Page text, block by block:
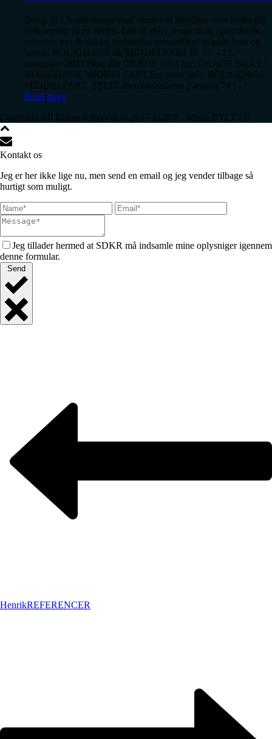
Bolig- & Livsstilsmesse med masser af udstillere som byder dig
velkommen til en verden fuld af idéer, inspiration, spændende
nyheder, tips & råd og fantastiske messetilbud til både ham og
hende. BOLIGDAGE.dk MIDDELFART D. 12. - 13.
november 2022 Hent din GRATIS billet her: GRATIS BILLET
BOLIGDAGE MIDDELFART For mere info: BOLIGDAGE
MIDDELFART STEDLillebæltshallerne Færøvej 74 [...]
Read more
Copyright All Rights Reserved © 2017 SDKR - Made BYLYTH
Kontakt os
Jeg er her ikke lige nu, men send en email og jeg vender tilbage så
hurtigt som muligt.
Jeg tillader hermed at SDKR må indsamle mine oplysniger igennem
denne formular.
Send
HenrikREFERENCER